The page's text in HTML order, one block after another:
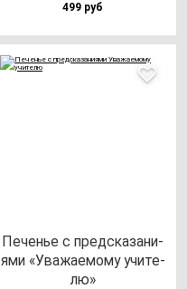
499 руб
Печенье с пред­ска­за­ни­
ями «Ува­жа­емо­му учи­те­
лю»